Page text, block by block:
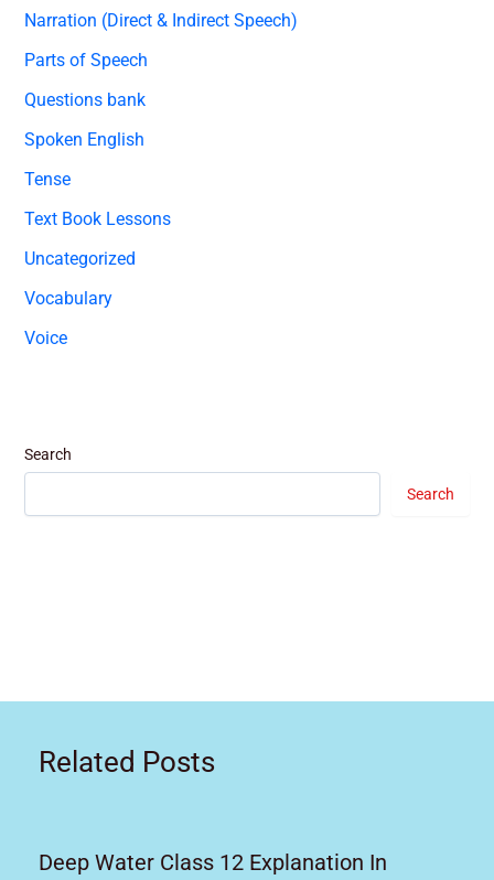
Narration (Direct & Indirect Speech)
Parts of Speech
Questions bank
Spoken English
Tense
Text Book Lessons
Uncategorized
Vocabulary
Voice
Search
Search
Related Posts
Deep Water Class 12 Explanation In